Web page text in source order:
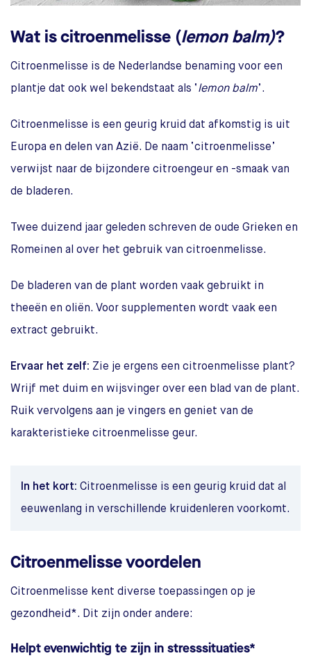
Wat is citroenmelisse (lemon balm)?
Citroenmelisse is de Nederlandse benaming voor een
plantje dat ook wel bekendstaat als ‘lemon balm’.
Citroenmelisse is een geurig kruid dat afkomstig is uit
Europa en delen van Azië. De naam ‘citroenmelisse’
verwijst naar de bijzondere citroengeur en -smaak van
de bladeren.
Twee duizend jaar geleden schreven de oude Grieken en
Romeinen al over het gebruik van citroenmelisse.
De bladeren van de plant worden vaak gebruikt in
theeën en oliën. Voor supplementen wordt vaak een
extract gebruikt.
Ervaar het zelf: Zie je ergens een citroenmelisse plant?
Wrijf met duim en wijsvinger over een blad van de plant.
Ruik vervolgens aan je vingers en geniet van de
karakteristieke citroenmelisse geur.
In het kort: Citroenmelisse is een geurig kruid dat al
eeuwenlang in verschillende kruidenleren voorkomt.
Citroenmelisse voordelen
Citroenmelisse kent diverse toepassingen op je
gezondheid*. Dit zijn onder andere:
Helpt evenwichtig te zijn in stresssituaties*